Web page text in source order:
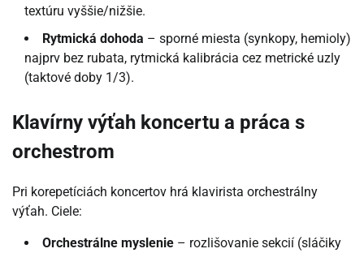
textúru vyššie/nižšie.
Rytmická dohoda – sporné miesta (synkopy, hemioly)
najprv bez rubata, rytmická kalibrácia cez metrické uzly
(taktové doby 1/3).
Klavírny výťah koncertu a práca s
orchestrom
Pri korepetíciách koncertov hrá klavirista orchestrálny
výťah. Ciele:
Orchestrálne myslenie – rozlišovanie sekcií (sláčiky